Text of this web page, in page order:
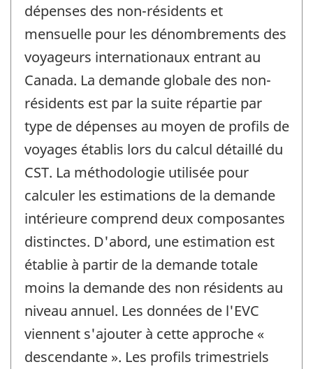
dépenses des non-résidents et
mensuelle pour les dénombrements des
voyageurs internationaux entrant au
Canada. La demande globale des non-
résidents est par la suite répartie par
type de dépenses au moyen de profils de
voyages établis lors du calcul détaillé du
CST. La méthodologie utilisée pour
calculer les estimations de la demande
intérieure comprend deux composantes
distinctes. D'abord, une estimation est
établie à partir de la demande totale
moins la demande des non résidents au
niveau annuel. Les données de l'EVC
viennent s'ajouter à cette approche «
descendante ». Les profils trimestriels